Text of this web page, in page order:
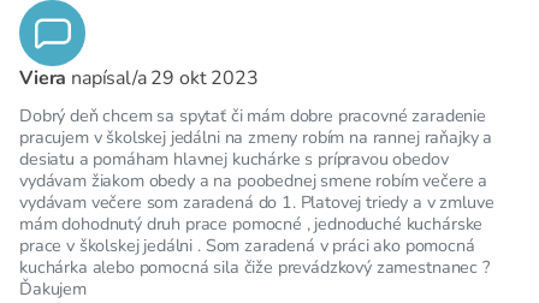
Viera napísal/a29 okt 2023
Dobrý deň chcem sa spytať či mám dobre pracovné zaradenie
pracujem v školskej jedálni na zmeny robím na rannej raňajky a
desiatu a pomáham hlavnej kuchárke s prípravou obedov
vydávam žiakom obedy a na poobednej smene robím večere a
vydávam večere som zaradená do 1. Platovej triedy a v zmluve
mám dohodnutý druh prace pomocné , jednoduché kuchárske
prace v školskej jedálni . Som zaradená v práci ako pomocná
kuchárka alebo pomocná sila čiže prevádzkový zamestnanec ?
Ďakujem